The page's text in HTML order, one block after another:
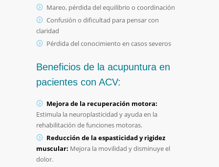
Mareo, pérdida del equilibrio o coordinación
Confusión o dificultad para pensar con
claridad
Pérdida del conocimiento en casos severos
Beneficios de la acupuntura en
pacientes con ACV:
Mejora de la recuperación motora:
Estimula la neuroplasticidad y ayuda en la
rehabilitación de funciones motoras.
Reducción de la espasticidad y rigidez
muscular: Mejora la movilidad y disminuye el
dolor.